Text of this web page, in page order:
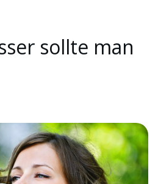
sollte man